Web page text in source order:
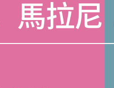
馬拉尼